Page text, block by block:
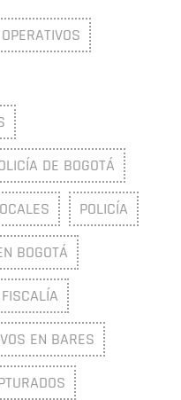
OPERATIVOS
DE BOGOTÁ
POLICÍA
BOGOTÁ
FISCALÍA
EN BARES